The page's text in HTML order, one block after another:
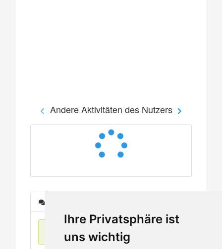
Ihre Privatsphäre ist
uns wichtig
Andere Aktivitäten des Nutzers
Keine Einträge